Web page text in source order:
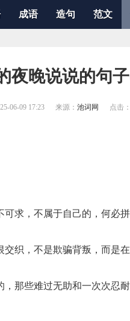
成语 造句 范文
夜晚说说的句
06-09 17:23 来源： 池词网 点击：
求，不属于自己的，何必拼
织，不是欺骗背叛，而是
那些难过无助和一次次忍